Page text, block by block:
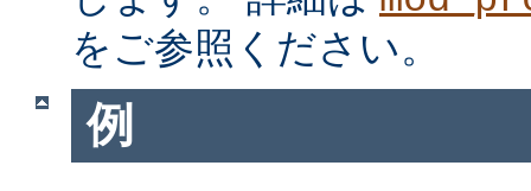
をご参照ください。
例